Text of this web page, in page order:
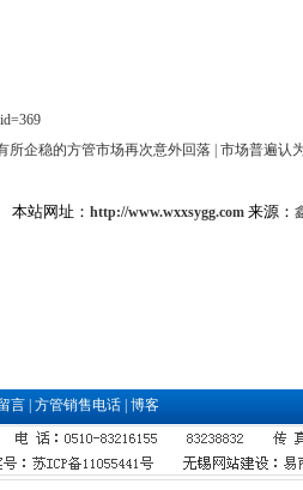
所企稳的方管市场再次意外回落| 市场普遍认
本站网址： http://www.wxxsygg.com来源：
言 方管销售电话 博客